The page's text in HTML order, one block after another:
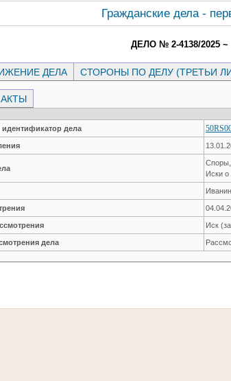
Гражданские дела -
ДЕЛО № 2-4138/2025 ~
ДЕЛА СТОРОНЫ ПО ДЕЛУ (ТРЕТЬИ
дела
Иски о
Иск
дела